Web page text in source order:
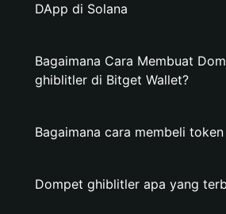
DApp di Solana
Bagaimana Cara Membuat
ghiblitler di Bitget Wallet?
Bagaimana cara membeli
Dompet ghiblitler apa yang